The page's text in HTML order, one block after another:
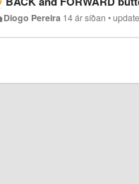
Diogo Pereira 14 ár síðan •